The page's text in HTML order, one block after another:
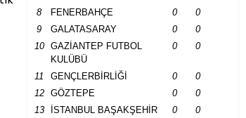
8
FENERBAHÇE 0
0
9
GALATASARAY 0
0
10
GAZİANTEP FUTBOL
KULÜBÜ
0 0
11 GENÇLERBİRLİĞİ 0
0
12
GÖZTEPE 0
0
13
İSTANBUL BAŞAKŞEHİR 0
0